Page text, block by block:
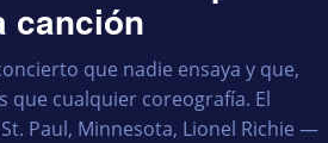
canción
que nadie ensaya y que,
que cualquier coreografía. El
Paul, Minnesota, Lionel Richie —